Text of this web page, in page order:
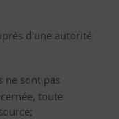
d'une autorité
ne sont pas
toute